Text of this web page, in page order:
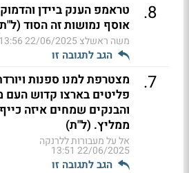
8
.
טראמפ הענק ביידן
אוסף נמושות זה הסוד
משה ראשלצ22/06/2025 13:56
הגב לתגובה זו
7
.
מצטרפת למנו ספנות
פליטים בארצו קדוש העם
והבנקים שמחים איזה
ממליץ. (ל"ת)
אל על מעבורות ללרנקה
22/06/2025 13:51
הגב לתגובה זו